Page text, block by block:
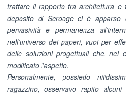
trattare il rapporto tra architettura e
deposito di Scrooge ci è
pervasività e permanenza
nell’universo dei paperi, vuoi per
delle soluzioni progettuali che, nel
modificato l’aspetto.
Personalmente, possiedo
ragazzino, osservavo rapito